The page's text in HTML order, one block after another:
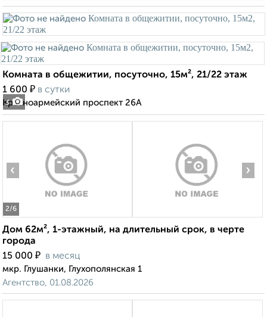
3
Комната в общежитии, посуточно, 15м², 21/22 этаж
1 600 ₽ в сутки
Красноармейский проспект 26А
2/6
‹ ›
Дом 62м², 1-этажный, на длительный срок, в черте
города
15 000 ₽ в месяц
мкр. Глушанки, Глухополянская 1
Агентство, 01.08.2026